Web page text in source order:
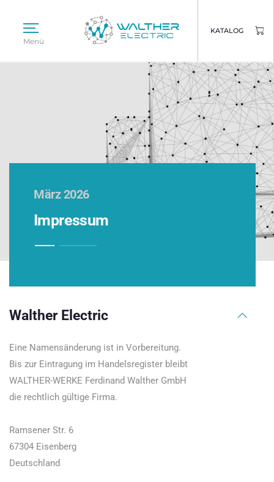
Menü
KATALOG
März 2026
Impressum
Walther Electric
Eine Namensänderung ist in Vorbereitung.
Bis zur Eintragung im Handelsregister bleibt
WALTHER-WERKE Ferdinand Walther GmbH
die rechtlich gültige Firma.
Ramsener Str. 6
67304 Eisenberg
Deutschland